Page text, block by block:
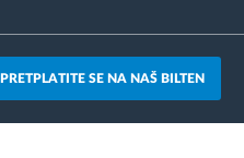
PRETPLATITE SE NA NAŠ BILTEN